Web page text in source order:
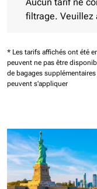
Aucun tarif ne
filtrage. Veuillez
* Les tarifs affichés ont été
peuvent ne pas être
de bagages
peuvent s'appliquer